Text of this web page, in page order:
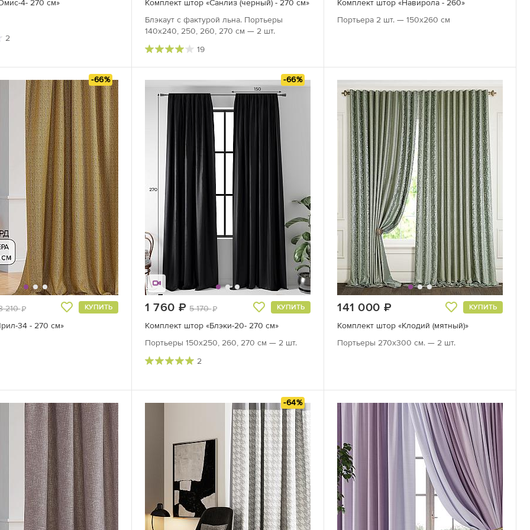
4- 270 см»
2
Комплект штор «Санлиз (черный) - 270 см»
Блэкаут с фактурой льна. Портьеры
140х240, 250, 260, 270 см — 2 шт.
19
Комплект штор «Навирола - 260»
Портьера 2 шт. — 150х260 см
-66%
210 КУПИТЬ
34 - 270 см»
-66%
1 760 руб.
5 170 КУПИТЬ
Комплект штор «Блэки-20- 270 см»
Портьеры 150х250, 260, 270 см — 2 шт.
2
141 000 КУПИТЬ
Комплект штор «Клодий (мятный)»
Портьеры 270х300 см. — 2 шт.
-64%